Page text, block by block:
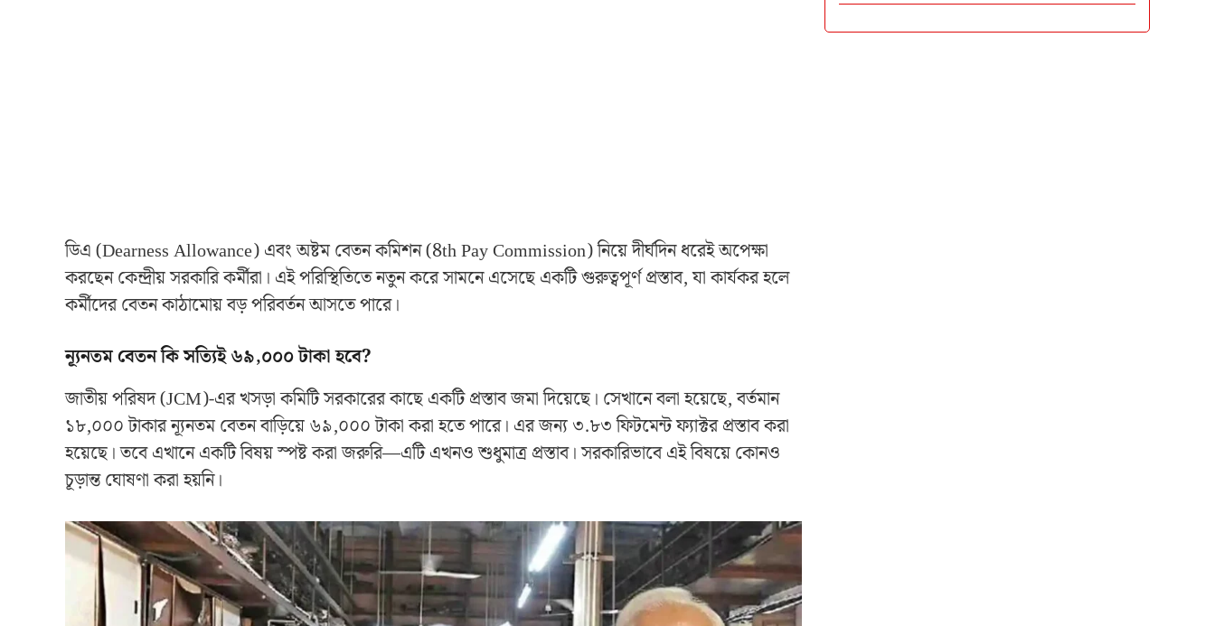
ডিএ (Dearness Allowance) এবং অষ্টম বেতন কমিশন (8th Pay Commission) নিয়ে দীর্ঘদিন ধরেই অপেক্ষা
করছেন কেন্দ্রীয় সরকারি কর্মীরা। এই পরিস্থিতিতে নতুন করে সামনে এসেছে একটি গুরুত্বপূর্ণ প্রস্তাব, যা কার্যকর হলে
কর্মীদের বেতন কাঠামোয় বড় পরিবর্তন আসতে পারে।
ন্যূনতম বেতন কি সত্যিই ৬৯,০০০ টাকা হবে?
জাতীয় পরিষদ (JCM)-এর খসড়া কমিটি সরকারের কাছে একটি প্রস্তাব জমা দিয়েছে। সেখানে বলা হয়েছে, বর্তমান
১৮,০০০ টাকার ন্যূনতম বেতন বাড়িয়ে ৬৯,০০০ টাকা করা হতে পারে। এর জন্য ৩.৮৩ ফিটমেন্ট ফ্যাক্টর প্রস্তাব করা
হয়েছে। তবে এখানে একটি বিষয় স্পষ্ট করা জরুরি—এটি এখনও শুধুমাত্র প্রস্তাব। সরকারিভাবে এই বিষয়ে কোনও
চূড়ান্ত ঘোষণা করা হয়নি।